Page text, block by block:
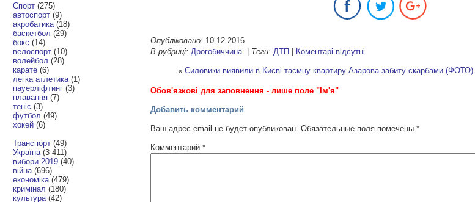
Спорт (275)
автоспорт (9)
акробатика (18)
баскетбол (29)
бокс (14)
велоспорт (10)
волейбол (28)
карате (6)
легка атлетика (1)
пауерліфтинг (3)
плавання (7)
теніс (3)
футбол (49)
хокей (6)
Транспорт (49)
Україна (3 411)
вибори 2019 (40)
війна (696)
економіка (479)
кримінал (180)
культура (42)
Опубліковано: 10.12.2016
В рубриці: Дрогобиччина | Теги: ДТП | Коментарі відсутні
« Силовики виявили в Києві таємну квартиру Азарова забиту скарбами (ФОТО)
Обов'язкові для заповнення - лише поле "Ім'я"
Добавить комментарий
Ваш адрес email не будет опубликован. Обязательные поля помечены*
Комментарий*